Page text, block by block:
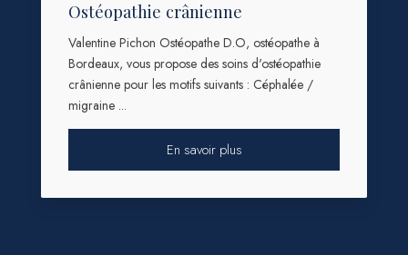
Ostéopathie crânienne
Valentine Pichon Ostéopathe D.O, ostéopathe à
Bordeaux, vous propose des soins d'ostéopathie
crânienne pour les motifs suivants : Céphalée /
migraine ...
En savoir plus